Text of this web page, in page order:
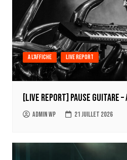
A l'affiche Live report
[LIVE REPORT] Pause Guitare
Admin WP 21 juillet 2026